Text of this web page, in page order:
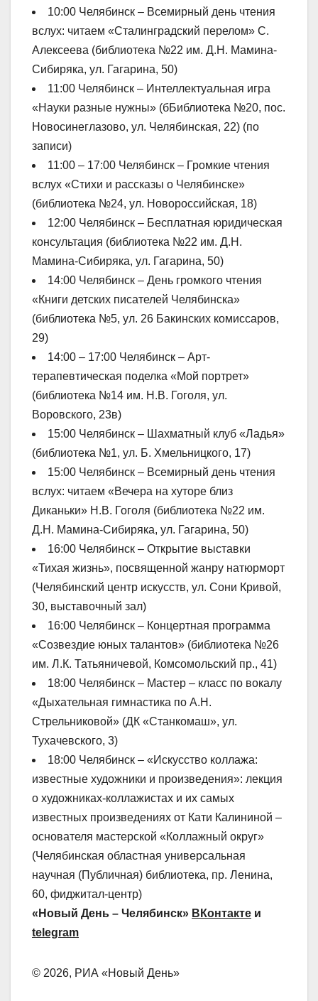
10:00 Челябинск – Всемирный день чтения
вслух: читаем «Сталинградский перелом» С.
Алексеева (библиотека №22 им. Д.Н. Мамина-
Сибиряка, ул. Гагарина, 50)
11:00 Челябинск – Интеллектуальная игра
«Науки разные нужны» (бБиблиотека №20, пос.
Новосинеглазово, ул. Челябинская, 22) (по
записи)
11:00 – 17:00 Челябинск – Громкие чтения
вслух «Стихи и рассказы о Челябинске»
(библиотека №24, ул. Новороссийская, 18)
12:00 Челябинск – Бесплатная юридическая
консультация (библиотека №22 им. Д.Н.
Мамина-Сибиряка, ул. Гагарина, 50)
14:00 Челябинск – День громкого чтения
«Книги детских писателей Челябинска»
(библиотека №5, ул. 26 Бакинских комиссаров,
29)
14:00 – 17:00 Челябинск – Арт-
терапевтическая поделка «Мой портрет»
(библиотека №14 им. Н.В. Гоголя, ул.
Воровского, 23в)
15:00 Челябинск – Шахматный клуб «Ладья»
(библиотека №1, ул. Б. Хмельницкого, 17)
15:00 Челябинск – Всемирный день чтения
вслух: читаем «Вечера на хуторе близ
Диканьки» Н.В. Гоголя (библиотека №22 им.
Д.Н. Мамина-Сибиряка, ул. Гагарина, 50)
16:00 Челябинск – Открытие выставки
«Тихая жизнь», посвященной жанру натюрморт
(Челябинский центр искусств, ул. Сони Кривой,
30, выставочный зал)
16:00 Челябинск – Концертная программа
«Созвездие юных талантов» (библиотека №26
им. Л.К. Татьяничевой, Комсомольский пр., 41)
18:00 Челябинск – Мастер – класс по вокалу
«Дыхательная гимнастика по А.Н.
Стрельниковой» (ДК «Станкомаш», ул.
Тухачевского, 3)
18:00 Челябинск – «Искусство коллажа:
известные художники и произведения»: лекция
о художниках-коллажистах и их самых
известных произведениях от Кати Калининой –
основателя мастерской «Коллажный округ»
(Челябинская областная универсальная
научная (Публичная) библиотека, пр. Ленина,
60, фиджитал-центр)
«Новый День – Челябинск» ВКонтакте и
telegram
© 2026, РИА «Новый День»